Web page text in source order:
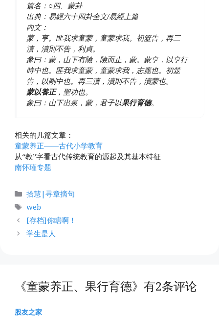
篇名：○四、蒙卦
出典：易經六十四卦全文/易經上篇
內文：
蒙，亨。匪我求童蒙，童蒙求我。初筮告，再三
瀆，瀆則不告，利貞。
彖曰：蒙，山下有險，險而止，蒙。蒙亨，以亨行
時中也。匪我求童蒙，童蒙求我，志應也。初筮
告，以剛中也。再三瀆，瀆則不告，瀆蒙也。
蒙以養正，聖功也。
象曰：山下出泉，蒙，君子以果行育德。
相关的几篇文章：
童蒙养正——古代小学教育
从“教”字看古代传统教育的源起及其基本特征
南怀瑾专题
分
拾慧|寻章摘句
标
签
web
[存档]你瞎啊！
学生是人
《童蒙养正、果行育德》有2条评论
股友之家